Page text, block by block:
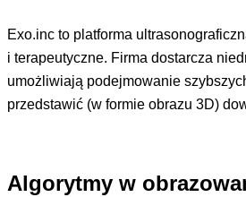
Exo.inc to platforma
i terapeutyczne. Firma dostarcza
umożliwiają podejmowanie
przedstawić (w formie obrazu 3D)
Algorytmy w